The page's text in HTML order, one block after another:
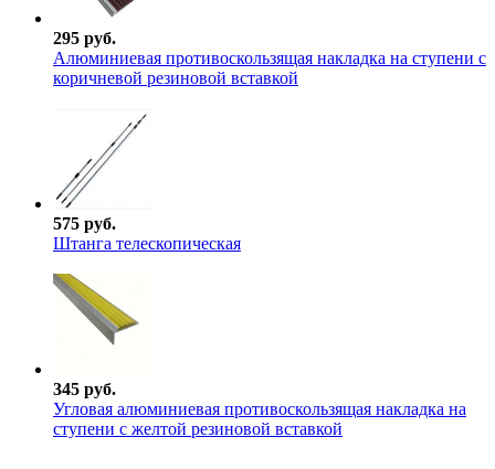
295 руб.
Алюминиевая противоскользящая накладка на ступени с
коричневой резиновой вставкой
575 руб.
Штанга телескопическая
345 руб.
Угловая алюминиевая противоскользящая накладка на
ступени с желтой резиновой вставкой